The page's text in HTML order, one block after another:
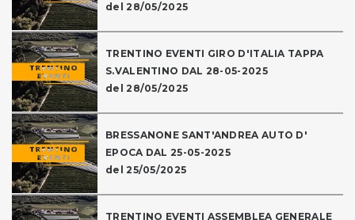
del 28/05/2025
TRENTINO EVENTI GIRO D'ITALIA TAPPA
S.VALENTINO DAL 28-05-2025
del 28/05/2025
BRESSANONE SANT'ANDREA AUTO D'
EPOCA DAL 25-05-2025
del 25/05/2025
TRENTINO EVENTI ASSEMBLEA GENERALE